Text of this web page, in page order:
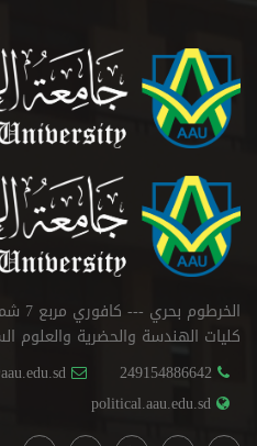
كليات الهندسة والحضرية والعلوم
249154886642
political.aau.edu.sd